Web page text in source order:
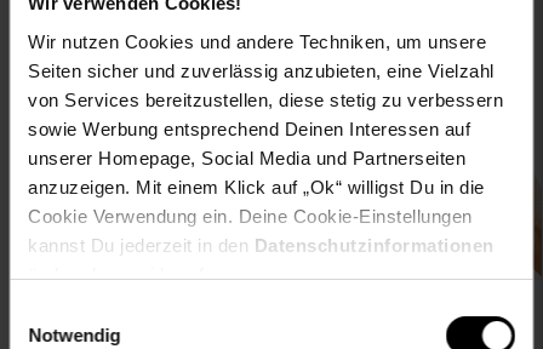
Wir nutzen Cookies und andere Techniken, um unsere
Seiten sicher und zuverlässig anzubieten, eine Vielzahl
von Services bereitzustellen, diese stetig zu verbessern
sowie Werbung entsprechend Deinen Interessen auf
unserer Homepage, Social Media und Partnerseiten
anzuzeigen. Mit einem Klick auf „Ok“ willigst Du in die
Cookie Verwendung ein. Deine Cookie-Einstellungen
kannst Du jederzeit in den Datenschutzinformationen
ändern bzw. widerrufen.
Notwendig
Downloade dieNetto plus App!